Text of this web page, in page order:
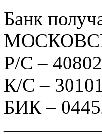
Банк
Р/С –
К/С –
БИК –